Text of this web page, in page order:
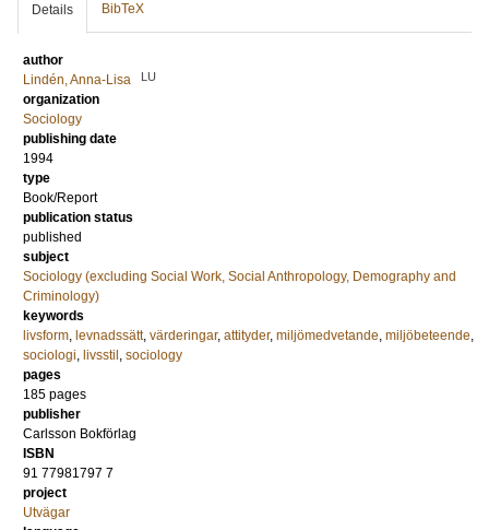
Details BibTeX
author
Lindén, Anna-Lisa
LU
organization
Sociology
publishing date
1994
type
Book/Report
publication status
published
subject
Sociology (excluding Social Work, Social Anthropology, Demography and
Criminology)
keywords
livsform, levnadssätt, värderingar, attityder, miljömedvetande, miljöbeteende,
sociologi, livsstil , sociology
pages
185 pages
publisher
Carlsson Bokförlag
ISBN
91 77981797 7
project
Utvägar